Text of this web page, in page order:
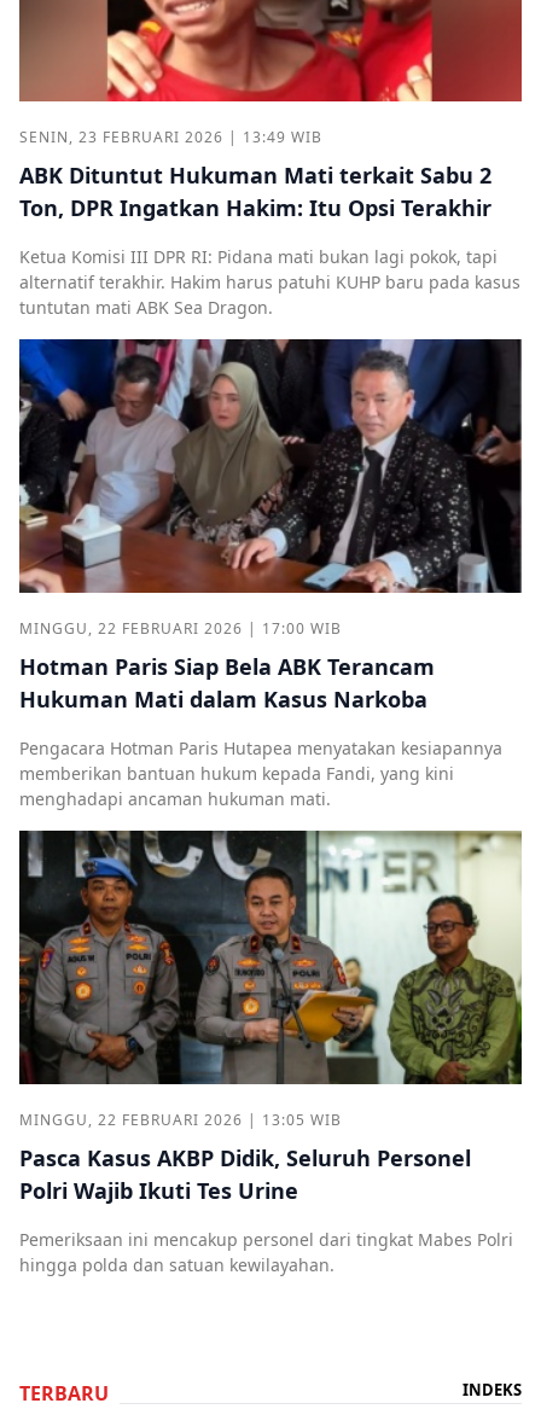
SENIN, 23 FEBRUARI 2026 | 13:49 WIB
ABK Dituntut Hukuman Mati terkait Sabu 2
Ton, DPR Ingatkan Hakim: Itu Opsi Terakhir
Ketua Komisi III DPR RI: Pidana mati bukan lagi pokok, tapi
alternatif terakhir. Hakim harus patuhi KUHP baru pada kasus
tuntutan mati ABK Sea Dragon.
MINGGU, 22 FEBRUARI 2026 | 17:00 WIB
Hotman Paris Siap Bela ABK Terancam
Hukuman Mati dalam Kasus Narkoba
Pengacara Hotman Paris Hutapea menyatakan kesiapannya
memberikan bantuan hukum kepada Fandi, yang kini
menghadapi ancaman hukuman mati.
MINGGU, 22 FEBRUARI 2026 | 13:05 WIB
Pasca Kasus AKBP Didik, Seluruh Personel
Polri Wajib Ikuti Tes Urine
Pemeriksaan ini mencakup personel dari tingkat Mabes Polri
hingga polda dan satuan kewilayahan.
TERBARU INDEKS